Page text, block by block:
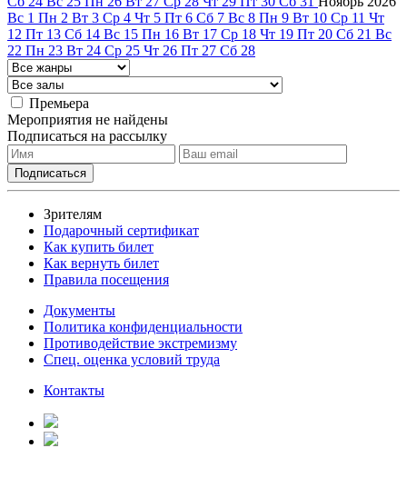
Вс 1 Пн 2 Вт 3 Ср 4 Чт 5 Пт 6 Сб 7 Вс 8 Пн 9 Вт 10 Ср 11 Чт
12 Пт 13 Сб 14 Вс 15 Пн 16 Вт 17 Ср 18 Чт 19 Пт 20 Сб 21 Вс
22 Пн 23 Вт 24 Ср 25 Чт 26 Пт 27 Сб 28
Премьера
Мероприятия не найдены
Подписаться на рассылку
Зрителям
Подарочный сертификат
Как купить билет
Как вернуть билет
Правила посещения
Документы
Политика конфиденциальности
Противодействие экстремизму
Спец. оценка условий труда
Контакты